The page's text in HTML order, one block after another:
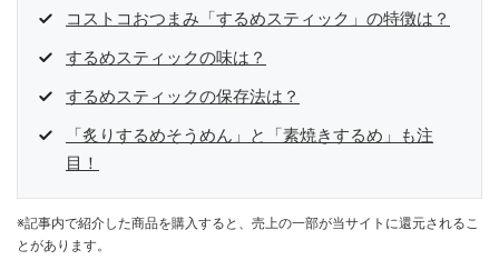
コストコおつまみ「するめスティック」の特徴は？
するめスティックの味は？
するめスティックの保存法は？
「炙りするめそうめん」と「素焼きするめ」も注
目！
※記事内で紹介した商品を購入すると、売上の一部が当サイトに還元されるこ
とがあります。